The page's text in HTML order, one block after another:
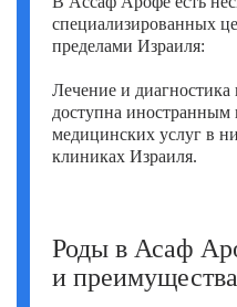
специализированных
пределами Израиля:
Лечение и диагностика
доступна
медицинских услуг в
клиниках Израиля.
Роды в Асаф
и преимущества